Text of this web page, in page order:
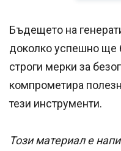
Бъдещето на
доколко успешно ще
строги мерки за
компрометира
тези инструменти.
Този материал е